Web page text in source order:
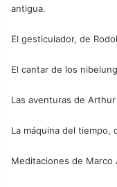
antigua.
El gesticulador, de
El cantar de los
Las aventuras de
La máquina del tiempo,
Meditaciones de Marco